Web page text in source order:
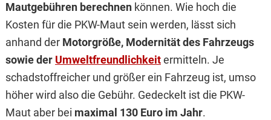
Mautgebühren berechnenkönnen. Wie hoch die
Kosten für die PKW-Maut sein werden, lässt sich
anhand der Motorgröße, Modernität des Fahrzeugs
sowie der Umweltfreundlichkeitermitteln. Je
schadstoffreicher und größer ein Fahrzeug ist, umso
höher wird also die Gebühr. Gedeckelt ist die PKW-
Maut aber bei maximal 130 Euro im Jahr.